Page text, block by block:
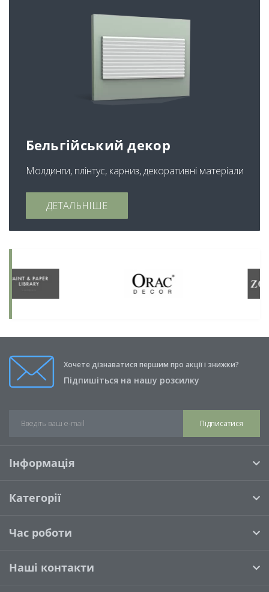
Бельгійський декор
Молдинги, плінтус, карниз, декоративні матеріали
ДЕТАЛЬНІШЕ
Хочете дізнаватися першим про акції і знижки?
Підпишіться на нашу розсилку
Підписатися
Інформація
Категорії
Час роботи
Наші контакти